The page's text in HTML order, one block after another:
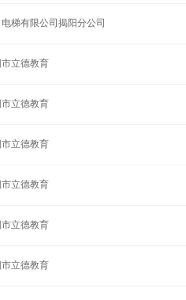
电梯有限公司揭阳分公司
立德教育
立德教育
立德教育
立德教育
立德教育
立德教育